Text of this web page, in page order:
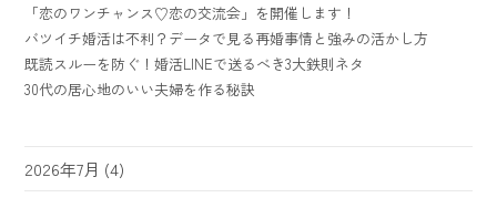
「恋のワンチャンス♡恋の交流会」を開催します！
バツイチ婚活は不利？データで見る再婚事情と強みの活かし方
既読スルーを防ぐ！婚活LINEで送るべき3大鉄則ネタ
30代の居心地のいい夫婦を作る秘訣
2026年7月 (4)